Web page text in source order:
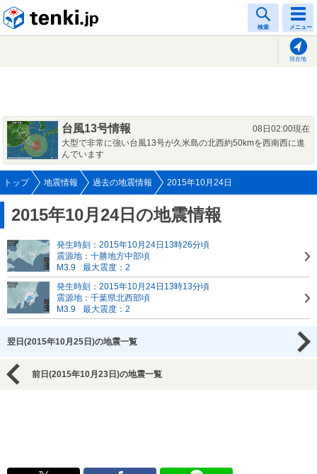
検索 メニュー
現在地
台風13号情報
08日02:00現在
大型で非常に強い台風13号が久米島の北西約50kmを西南西に進
んでいます
トップ 地震情報 過去の地震情報 2015年10月24日
2015年10月24日の地震情報
発生時刻：2015年10月24日13時26分頃
震源地：十勝地方中部頃
M3.9
最大震度：2
発生時刻：2015年10月24日13時13分頃
震源地：千葉県北西部頃
M3.9
最大震度：2
翌日(2015年10月25日)の地震一覧
前日(2015年10月23日)の地震一覧